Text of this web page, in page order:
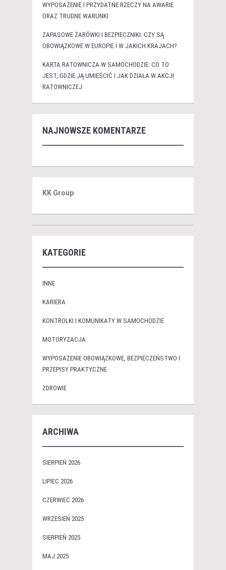
WYPOSAŻENIE I PRZYDATNE RZECZY NA AWARIE
ORAZ TRUDNE WARUNKI
ZAPASOWE ŻARÓWKI I BEZPIECZNIKI: CZY SĄ
OBOWIĄZKOWE W EUROPIE I W JAKICH KRAJACH?
KARTA RATOWNICZA W SAMOCHODZIE: CO TO
JEST, GDZIE JĄ UMIEŚCIĆ I JAK DZIAŁA W AKCJI
RATOWNICZEJ
NAJNOWSZE KOMENTARZE
KK Group
KATEGORIE
INNE
KARIERA
KONTROLKI I KOMUNIKATY W SAMOCHODZIE
MOTORYZACJA
WYPOSAŻENIE OBOWIĄZKOWE, BEZPIECZEŃSTWO I
PRZEPISY PRAKTYCZNE
ZDROWIE
ARCHIWA
SIERPIEŃ 2026
LIPIEC 2026
CZERWIEC 2026
WRZESIEŃ 2025
SIERPIEŃ 2025
MAJ 2025